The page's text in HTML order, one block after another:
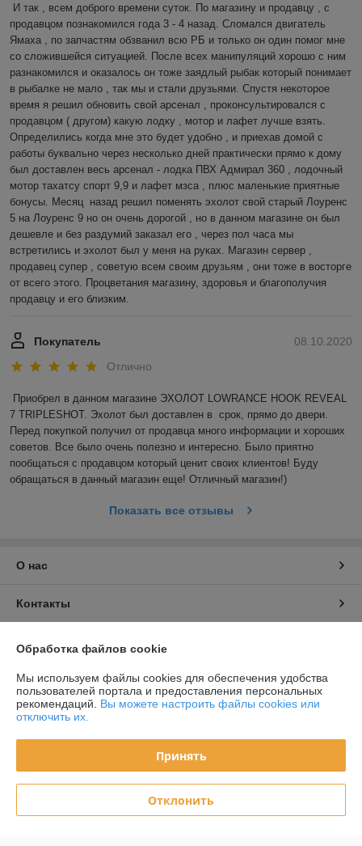
И так , всем доброго времени суток. По магазину и продавцу , с
продавцом познакомился года 3 - 4 назад. Сломался двигатель
Ямаха , по запчастям обзванил всю РБ и только он один помог мне
со сложившейся ситуацией. После всех манипуляций хорошо с ним
разнакомился и оказалось он тоже заядлый рыбак который понимает
в рыбалке не мало , так мы и стали друзьями. Спустя некоторое
время я решил обновить свой арсенал , проконсультировался с
продавцом ( другом) какую лодку , мотор и лафет лучше взять.
Определились когда мне это будет удобно , и приехав домой с
работы буквально через несколько дней практически прямо к дому
был доставлен весь арсенал - лодка ПВХ Адмирал 360 , лодочный
мотор тахатсу спорт 9,9 и лафет мзса , плюс маленькие приятные
бонусы. Месяц  назад решил поменять эхолот свой старый Лоуренс
5 на Лоуренс 9 но он очень дорогой , но в данном магазине он был
дешевле и без раздумий заказал его , через пол часа мы
встретились и эхолот был у меня на руках. Магазин сервер ,
продавец супер , советую всем своим друзьям , они тоже в восторге
от всего этого. Процветания магазину, здоровья и благополучия
продавцу и его близким.
08.10.2020
Покупатель
Отлично
Приобрел в данном магазине ЭХОЛОТ LOWRANCE HOOK REVEAL
7 TRIPLESHOT. Эхолот был доставлен в  срок, прямо до двери.
Перед покупкой получил от продавца много информации и хороших
советов. Все было очень полезно и интересно. Было приятно
пообщаться с продавцом который ценит своих клиентов! Буду
обращаться в данный магазин еще! Отличный магазин!)
Показать все отзывы
О нас
Контакты
График работы
Полная версия сайта
Политика обработки cookies
Обработка файлов cookie
Мы используем файлы cookies для обеспечения удобства
пользователей портала и предоставления персональных
рекомендаций. Вы можете настроить файлы cookies или
отключить их.
Принять
Отклонить